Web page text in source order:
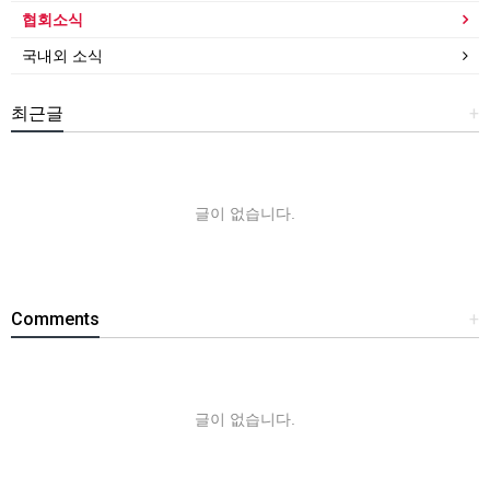
협회소식
국내외 소식
+
최근글
글이 없습니다.
+
Comments
글이 없습니다.